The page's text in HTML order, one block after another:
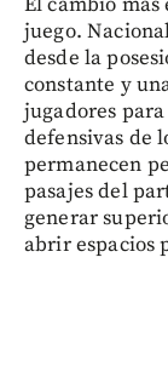
juego.
desde la
constante y
jugadores
defensivas de
permanecen
pasajes del
generar
abrir espacios